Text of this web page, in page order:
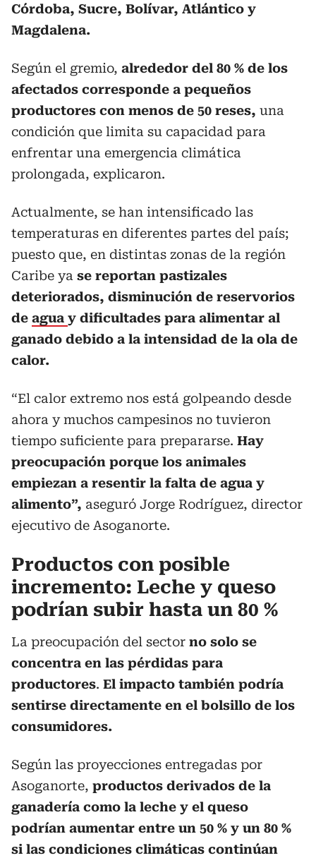
Córdoba, Sucre, Bolívar, Atlántico y
Magdalena.
Según el gremio, alrededor del 80 % de los
afectados corresponde a pequeños
productores con menos de 50 reses, una
condición que limita su capacidad para
enfrentar una emergencia climática
prolongada, explicaron.
Actualmente, se han intensificado las
temperaturas en diferentes partes del país;
puesto que, en distintas zonas de la región
Caribe ya se reportan pastizales
deteriorados, disminución de reservorios
de agua y dificultades para alimentar al
ganado debido a la intensidad de la ola de
calor.
“El calor extremo nos está golpeando desde
ahora y muchos campesinos no tuvieron
tiempo suficiente para prepararse. Hay
preocupación porque los animales
empiezan a resentir la falta de agua y
alimento”, aseguró Jorge Rodríguez, director
ejecutivo de Asoganorte.
Productos con posible
incremento: Leche y queso
podrían subir hasta un 80 %
La preocupación del sector no solo se
concentra en las pérdidas para
productores. El impacto también podría
sentirse directamente en el bolsillo de los
consumidores.
Según las proyecciones entregadas por
Asoganorte, productos derivados de la
ganadería como la leche y el queso
podrían aumentar entre un 50 % y un 80 %
si las condiciones climáticas continúan